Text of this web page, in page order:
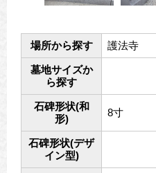
場所から探す 護法寺
墓地サイズか
ら探す
石碑形状(和
形)
8寸
石碑形状(デザ
イン型)